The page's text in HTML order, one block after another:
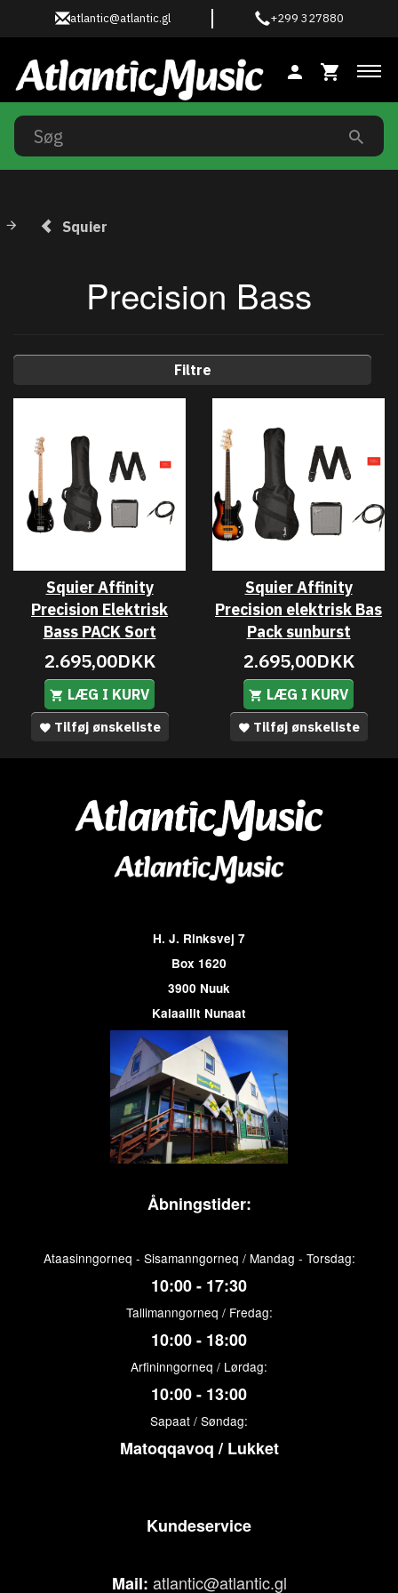
atlantic@atlantic.gl +299 327880
Squier
Precision Bass
Filtre
Squier Affinity
Precision Elektrisk
Bass PACK Sort
2.695,00DKK
LÆG I KURV
Tilføj ønskeliste
Squier Affinity
Precision elektrisk Bas
Pack sunburst
2.695,00DKK
LÆG I KURV
Tilføj ønskeliste
H. J. Rinksvej 7
Box 1620
3900 Nuuk
Kalaallit Nunaat
Åbningstider:
Ataasinngorneq - Sisamanngorneq / Mandag - Torsdag:
10:00 - 17:30
Tallimanngorneq / Fredag:
10:00 - 18:00
Arfininngorneq / Lørdag:
10:00 - 13:00
Sapaat / Søndag:
Matoqqavoq / Lukket
Kundeservice
Mail: atlantic@atlantic.gl